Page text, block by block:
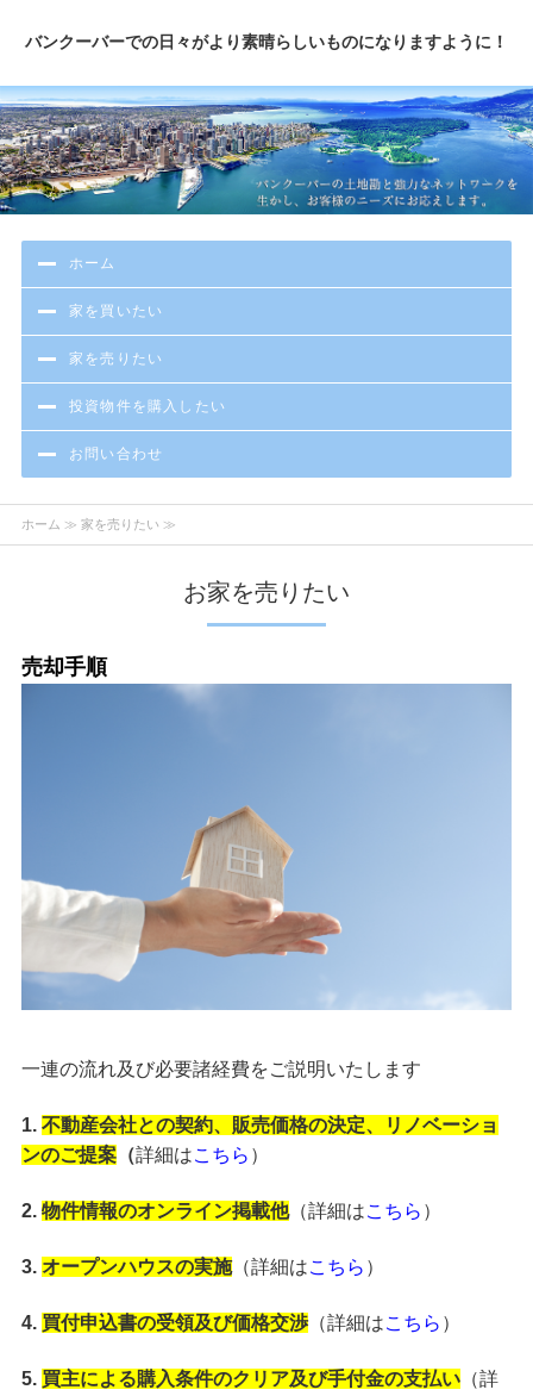
バンクーバーでの日々がより素晴らしいものになりますように！
ホーム
家を買いたい
家を売りたい
投資物件を購入したい
お問い合わせ
ホーム ≫ 家を売りたい ≫
お家を売りたい
売却手順
一連の流れ及び必要諸経費をご説明いたします
1. 不動産会社との契約、販売価格の決定、リノベーショ
ンのご提案（詳細はこちら ）
2. 物件情報のオンライン掲載他（詳細はこちら ）
3. オープンハウスの実施（詳細はこちら ）
4. 買付申込書の受領及び価格交渉（詳細はこちら ）
5. 買主による購入条件のクリア及び手付金の支払い（詳